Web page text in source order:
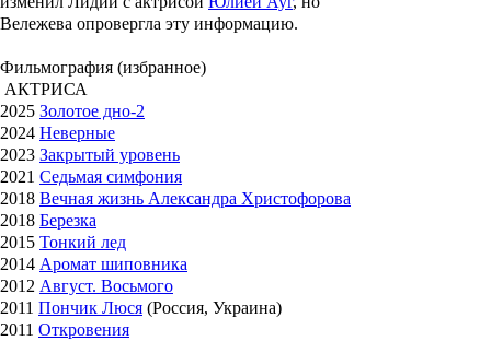
Вележева опровергла эту информацию.
Фильмография (избранное)
АКТРИСА
2025 Золотое дно-2
2024 Неверные
2023 Закрытый уровень
2021 Седьмая симфония
2018 Вечная жизнь Александра Христофорова
2018 Березка
2015 Тонкий лед
2014 Аромат шиповника
2012 Август. Восьмого
2011 Пончик Люся (Россия, Украина)
2011 Откровения